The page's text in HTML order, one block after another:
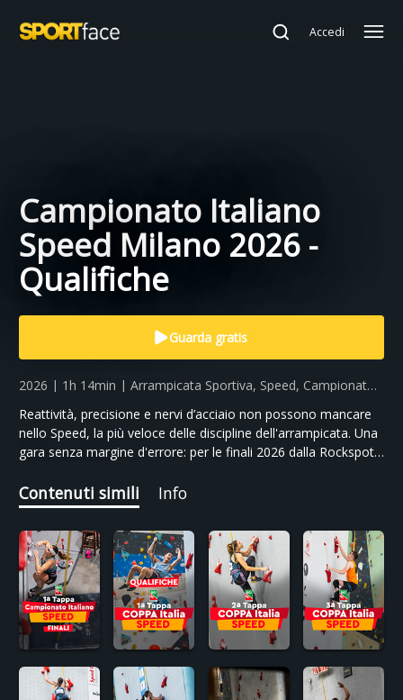
Accedi
Campionato Italiano
Speed Milano 2026 -
Qualifiche
Guarda gratis
2026 | 1h 14min | Arrampicata Sportiva, Speed, Campionato
Reattività, precisione e nervi d’acciaio non possono mancare
nello Speed, la più veloce delle discipline dell'arrampicata. Una
gara senza margine d'errore: per le finali 2026 dalla Rockspot
centesimo di secondo.
Contenuti simili Info